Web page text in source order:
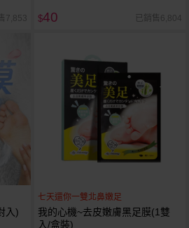
7,853 $40 已銷售6,804
入)
七天還你一雙北鼻嫩足
我的心機~去皮嫩膚黑足膜(1雙
入/盒裝)